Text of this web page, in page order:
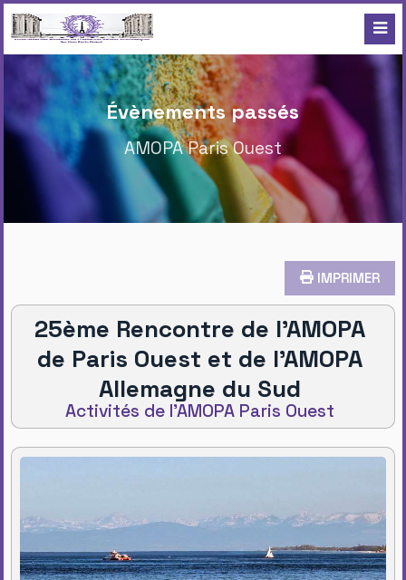
Évènements passés
AMOPA Paris Ouest
IMPRIMER
25ème Rencontre de l’AMOPA
de Paris Ouest et de l’AMOPA
Allemagne du Sud
Activités de l'AMOPA Paris Ouest